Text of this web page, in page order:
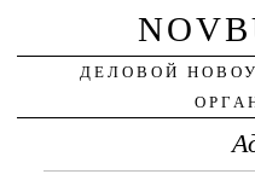
ДЕЛОВОЙ